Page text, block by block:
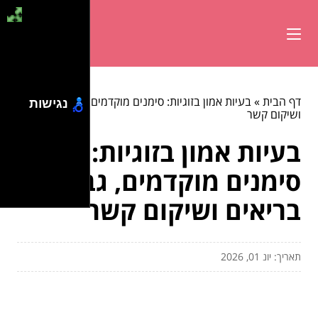
דף הבית»בעיות אמון בזוגיות: סימנים מוקדמים, גבולות בריאים
ושיקום קשר
בעיות אמון בזוגיות:
סימנים מוקדמים, גבולות
בריאים ושיקום קשר
תאריך: יונ 01, 2026
נגישות